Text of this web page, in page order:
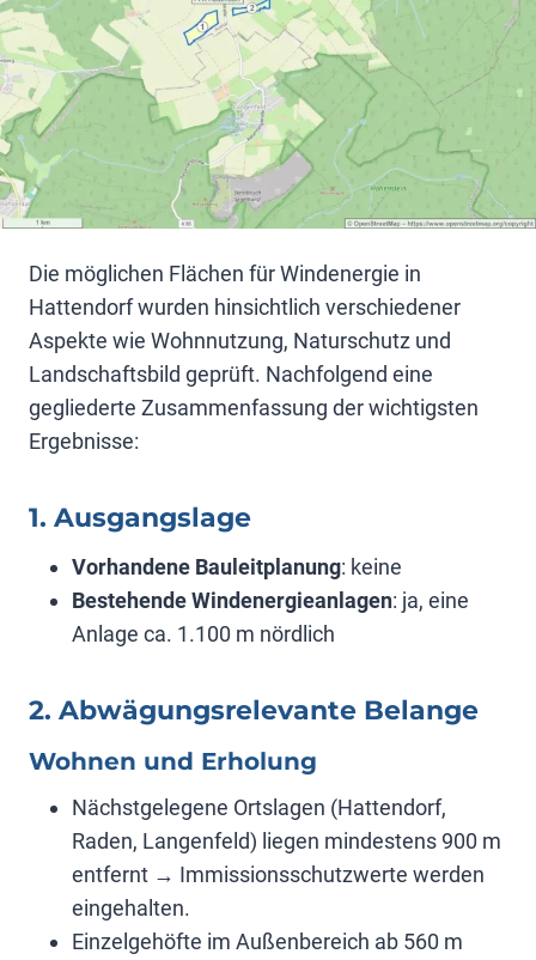
Die möglichen Flächen für Windenergie in
Hattendorf wurden hinsichtlich verschiedener
Aspekte wie Wohnnutzung, Naturschutz und
Landschaftsbild geprüft. Nachfolgend eine
gegliederte Zusammenfassung der wichtigsten
Ergebnisse:
1. Ausgangslage
Vorhandene Bauleitplanung: keine
Bestehende Windenergieanlagen: ja, eine
Anlage ca. 1.100 m nördlich
2. Abwägungsrelevante Belange
Wohnen und Erholung
Nächstgelegene Ortslagen (Hattendorf,
Raden, Langenfeld) liegen mindestens 900 m
entfernt → Immissionsschutzwerte werden
eingehalten.
Einzelgehöfte im Außenbereich ab 560 m